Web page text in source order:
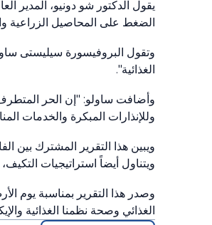
يقول الدكتور شو دونيو، المدير
الضغط على المحاصيل الزراعية
وتقول البروفيسورة سيليستى
الغذائية".
وأضافت ساولو: "إن الحر
وللإنذارات المبكرة والخدمات
ويبين هذا التقرير المشترك بين
ويتناول أيضاً استراتيجيات
الغذائي وصحة نظمنا الغذائية